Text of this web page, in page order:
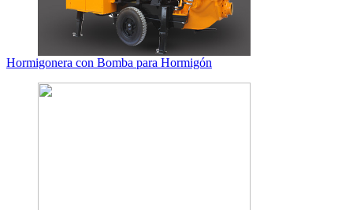
Hormigonera con Bomba para Hormigón